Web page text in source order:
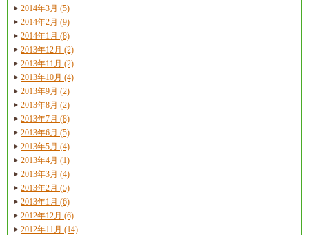
2014年3月 (5)
2014年2月 (9)
2014年1月 (8)
2013年12月 (2)
2013年11月 (2)
2013年10月 (4)
2013年9月 (2)
2013年8月 (2)
2013年7月 (8)
2013年6月 (5)
2013年5月 (4)
2013年4月 (1)
2013年3月 (4)
2013年2月 (5)
2013年1月 (6)
2012年12月 (6)
2012年11月 (14)